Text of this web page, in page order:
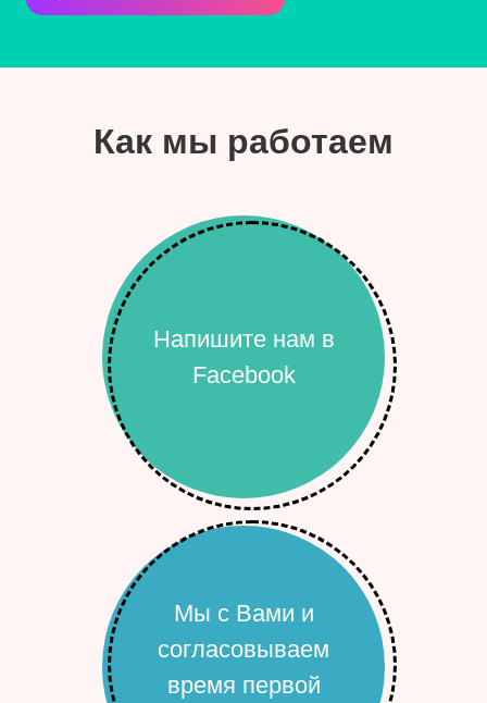
Как мы работаем
Напишите нам в
Facebook
Мы с Вами и
согласовываем
время первой